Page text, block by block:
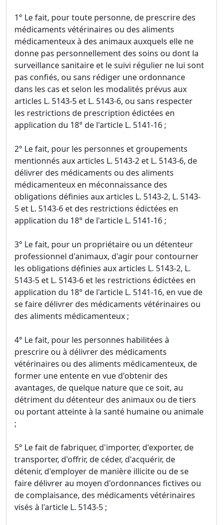
1° Le fait, pour toute personne, de prescrire des
médicaments vétérinaires ou des aliments
médicamenteux à des animaux auxquels elle ne
donne pas personnellement des soins ou dont la
surveillance sanitaire et le suivi régulier ne lui sont
pas confiés, ou sans rédiger une ordonnance
dans les cas et selon les modalités prévus aux
articles L. 5143-5 et L. 5143-6, ou sans respecter
les restrictions de prescription édictées en
application du 18° de l'article L. 5141-16 ;
2° Le fait, pour les personnes et groupements
mentionnés aux articles L. 5143-2 et L. 5143-6, de
délivrer des médicaments ou des aliments
médicamenteux en méconnaissance des
obligations définies aux articles L. 5143-2, L. 5143-
5 et L. 5143-6 et des restrictions édictées en
application du 18° de l'article L. 5141-16 ;
3° Le fait, pour un propriétaire ou un détenteur
professionnel d'animaux, d'agir pour contourner
les obligations définies aux articles L. 5143-2, L.
5143-5 et L. 5143-6 et les restrictions édictées en
application du 18° de l'article L. 5141-16, en vue de
se faire délivrer des médicaments vétérinaires ou
des aliments médicamenteux ;
4° Le fait, pour les personnes habilitées à
prescrire ou à délivrer des médicaments
vétérinaires ou des aliments médicamenteux, de
former une entente en vue d'obtenir des
avantages, de quelque nature que ce soit, au
détriment du détenteur des animaux ou de tiers
ou portant atteinte à la santé humaine ou animale
;
5° Le fait de fabriquer, d'importer, d'exporter, de
transporter, d'offrir, de céder, d'acquérir, de
détenir, d'employer de manière illicite ou de se
faire délivrer au moyen d'ordonnances fictives ou
de complaisance, des médicaments vétérinaires
visés à l'article L. 5143-5 ;